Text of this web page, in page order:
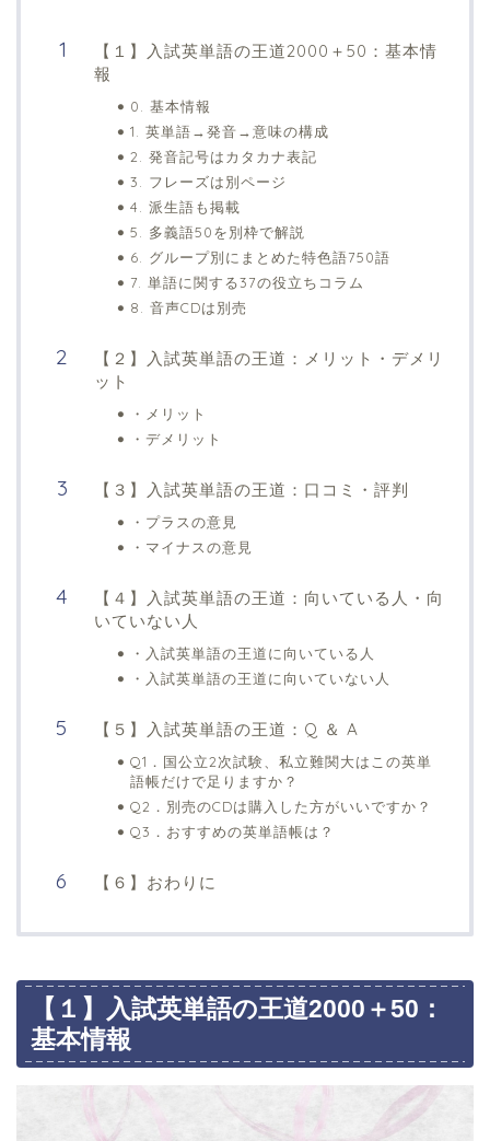
【１】入試英単語の王道2000＋50：基本情
報
0. 基本情報
1. 英単語→発音→意味の構成
2. 発音記号はカタカナ表記
3. フレーズは別ページ
4. 派生語も掲載
5. 多義語50を別枠で解説
6. グループ別にまとめた特色語750語
7. 単語に関する37の役立ちコラム
8. 音声CDは別売
【２】入試英単語の王道：メリット・デメリ
ット
・メリット
・デメリット
【３】入試英単語の王道：口コミ・評判
・プラスの意見
・マイナスの意見
【４】入試英単語の王道：向いている人・向
いていない人
・入試英単語の王道に向いている人
・入試英単語の王道に向いていない人
【５】入試英単語の王道：Q ＆ A
Q1．国公立2次試験、私立難関大はこの英単
語帳だけで足りますか？
Q2．別売のCDは購入した方がいいですか？
Q3．おすすめの英単語帳は？
【６】おわりに
【１】入試英単語の王道2000＋50：
基本情報